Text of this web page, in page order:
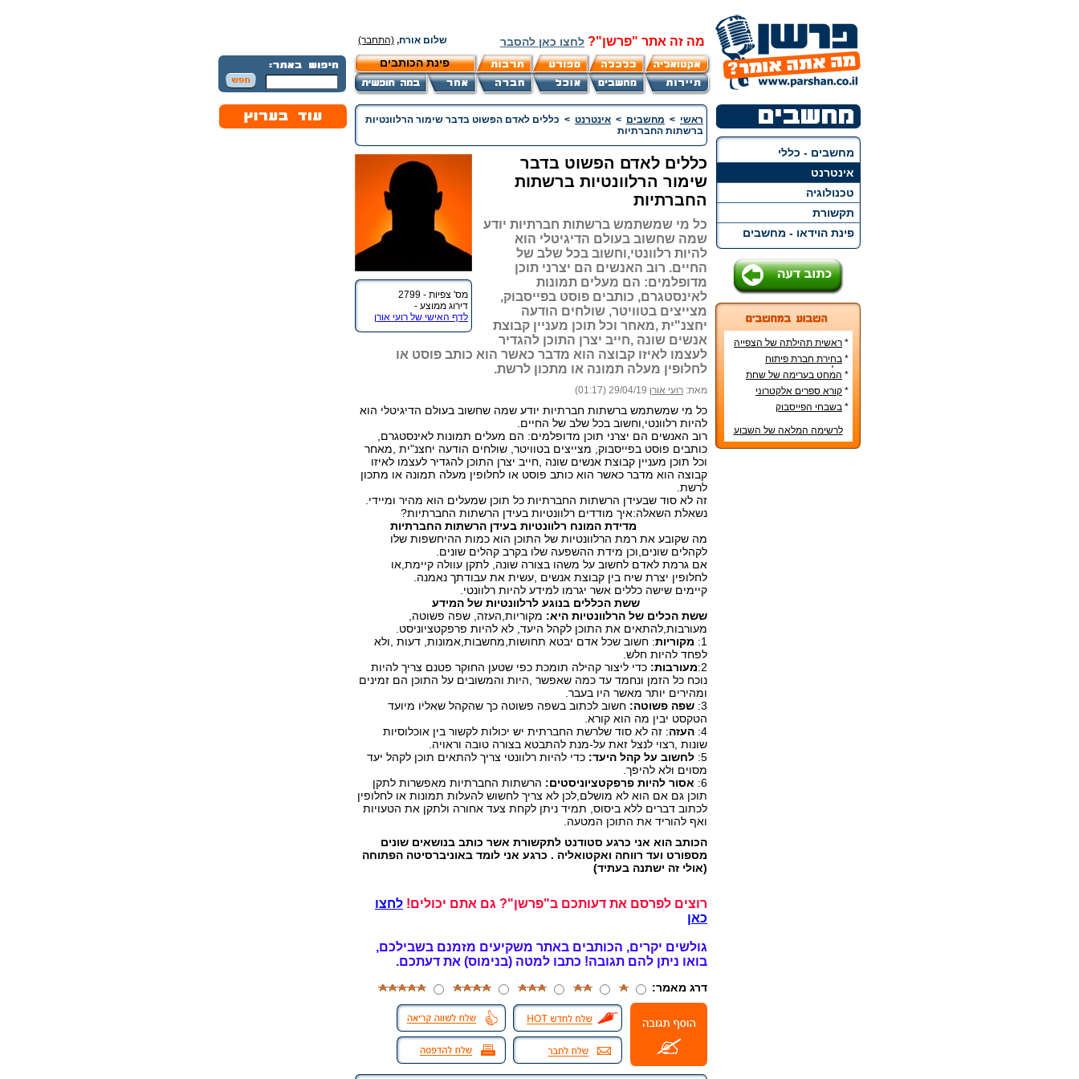
מה זה אתר "פרשן"? לחצו כאן להסבר שלום אורח, (התחבר)
פינת הכותבים
מחשבים - כללי
אינטרנט
טכנולוגיה
תקשורת
פינת הוידאו - מחשבים
* ראשית תהילתה של הצפייה
הישירה ברשת האינטרנט
* בחירת חברת פיתוח
אפליקציות – טיפים שימושיים
* המחט בערימה של שחת
* קורא ספרים אלקטרוני
* בשבחי הפייסבוק
לרשימה המלאה של השבוע
ראשי > מחשבים > אינטרנט > כללים לאדם הפשוט בדבר שימור הרלוונטיות
ברשתות החברתיות
מס' צפיות - 2799
דירוג ממוצע -
לדף האישי של רועי אורן
כללים לאדם הפשוט בדבר
שימור הרלוונטיות ברשתות
החברתיות
כל מי שמשתמש ברשתות חברתיות יודע
שמה שחשוב בעולם הדיגיטלי הוא
להיות רלוונטי,וחשוב בכל שלב של
החיים. רוב האנשים הם יצרני תוכן
מדופלמים: הם מעלים תמונות
לאינסטגרם, כותבים פוסט בפייסבוק,
מצייצים בטוויטר, שולחים הודעה
יחצנ"ית ,מאחר וכל תוכן מעניין קבוצת
אנשים שונה ,חייב יצרן התוכן להגדיר
לעצמו לאיזו קבוצה הוא מדבר כאשר הוא כותב פוסט או
לחלופין מעלה תמונה או מתכון לרשת.
מאת: רועי אורן 29/04/19 (01:17)
כל מי שמשתמש ברשתות חברתיות יודע שמה שחשוב בעולם הדיגיטלי הוא
להיות רלוונטי,וחשוב בכל שלב של החיים.
רוב האנשים הם יצרני תוכן מדופלמים: הם מעלים תמונות לאינסטגרם,
כותבים פוסט בפייסבוק, מצייצים בטוויטר, שולחים הודעה יחצנ"ית ,מאחר
וכל תוכן מעניין קבוצת אנשים שונה ,חייב יצרן התוכן להגדיר לעצמו לאיזו
קבוצה הוא מדבר כאשר הוא כותב פוסט או לחלופין מעלה תמונה או מתכון
לרשת.
זה לא סוד שבעידן הרשתות החברתיות כל תוכן שמעלים הוא מהיר ומיידי.
נשאלת השאלה:איך מודדים רלוונטיות בעידן הרשתות החברתיות?
מדידת המונח רלוונטיות בעידן הרשתות החברתיות
מה שקובע את רמת הרלוונטיות של התוכן הוא כמות ההיחשפות שלו
לקהלים שונים,וכן מידת ההשפעה שלו בקרב קהלים שונים.
אם גרמת לאדם לחשוב על משהו בצורה שונה, לתקן עוולה קיימת,או
לחלופין יצרת שיח בין קבוצת אנשים ,עשית את עבודתך נאמנה.
קיימים שישה כללים אשר יגרמו למידע להיות רלוונטי.
ששת הכללים בנוגע לרלוונטיות של המידע
ששת הכלים של הרלוונטיות היא: מקוריות,העזה, שפה פשוטה,
מעורבות,להתאים את התוכן לקהל היעד, לא להיות פרפקטציוניסט.
1:
מקוריות: חשוב שכל אדם יבטא תחושות,מחשבות,אמונות, דעות ,ולא
לפחד להיות חלש.
2: מעורבות: כדי ליצור קהילה תומכת כפי שטען החוקר פטנם צריך להיות
נוכח כל הזמן ונחמד עד כמה שאפשר ,היות והמשובים על התוכן הם זמינים
ומהירים יותר מאשר היו בעבר.
3: שפה פשוטה: חשוב לכתוב בשפה פשוטה כך שהקהל שאליו מיועד
הטקסט יבין מה הוא קורא.
4: העזה: זה לא סוד שלרשת החברתית יש יכולות לקשור בין אוכלוסיות
שונות ,רצוי לנצל זאת על-מנת להתבטא בצורה טובה וראויה.
5: לחשוב על קהל היעד: כדי להיות רלוונטי צריך להתאים תוכן לקהל יעד
מסוים ולא להיפך.
6: אסור להיות פרפקטציוניסטים: הרשתות החברתיות מאפשרות לתקן
תוכן גם אם הוא לא מושלם,לכן לא צריך לחשוש להעלות תמונות או לחלופין
לכתוב דברים ללא ביסוס, תמיד ניתן לקחת צעד אחורה ולתקן את הטעויות
ואף להוריד את התוכן המטעה.
הכותב הוא אני כרגע סטודנט לתקשורת אשר כותב בנושאים שונים
מספורט ועד רווחה ואקטואליה . כרגע אני לומד באוניברסיטה הפתוחה
(אולי זה ישתנה בעתיד)
רוצים לפרסם את דעותכם ב"פרשן"? גם אתם יכולים! לחצו
כאן
גולשים יקרים, הכותבים באתר משקיעים מזמנם בשבילכם,
בואו ניתן להם תגובה! כתבו למטה (בנימוס) את דעתכם.
דרג מאמר: